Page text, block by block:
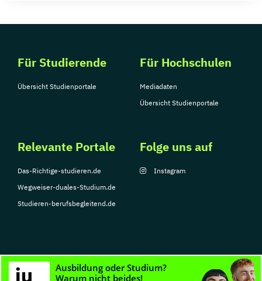
Für Studierende
Übersicht Studienportale
Für Hochschulen
Mediadaten
Übersicht Studienportale
Relevante Portale
Das-Richtige-studieren.de
Wegweiser-duales-Studium.de
Studieren-berufsbegleitend.de
Folge uns auf
Instagram
© Copyright 2026, TarGroup Media GmbH